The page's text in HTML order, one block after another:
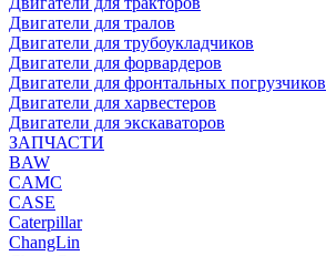
Двигатели для тралов
Двигатели для трубоукладчиков
Двигатели для форвардеров
Двигатели для фронтальных погрузчиков
Двигатели для харвестеров
Двигатели для экскаваторов
ЗАПЧАСТИ
BAW
CAMC
CASE
Caterpillar
ChangLin